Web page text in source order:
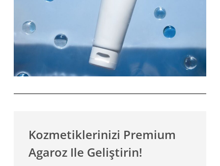
Kozmetiklerinizi Premium
Agaroz Ile Geliştirin!